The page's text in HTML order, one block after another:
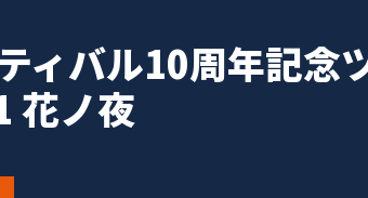
ィバル10周年記念
花ノ夜